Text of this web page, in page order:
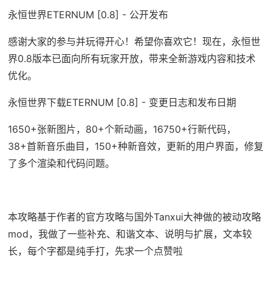
永恒世界ETERNUM [0.8] - 公开发布
感谢大家的参与并玩得开心！希望你喜欢它！现在，永恒世
界0.8版本已面向所有玩家开放，带来全新游戏内容和技术
优化。
永恒世界下载ETERNUM [0.8] - 变更日志和发布日期
1650+张新图片，80+个新动画，16750+行新代码，
38+首新音乐曲目，150+种新音效，更新的用户界面，修复
了多个渲染和代码问题。
本攻略基于作者的官方攻略与国外Tanxui大神做的被动攻略
mod，我做了一些补充、和谐文本、说明与扩展，文本较
长，每个字都是纯手打，先求一个点赞啦